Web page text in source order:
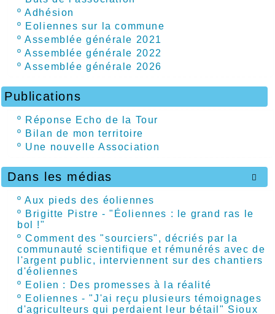
ºAdhésion
º Eoliennes sur la commune
ºAssemblée générale 2021
ºAssemblée générale 2022
ºAssemblée générale 2026
Publications
º Réponse Echo de la Tour
º Bilan de mon territoire
º Une nouvelle Association

Dans les médias
ºAux pieds des éoliennes
º Brigitte Pistre - "Éoliennes : le grand ras le
bol !"
ºComment des "sourciers", décriés par la
communauté scientifique et rémunérés avec de
l'argent public, interviennent sur des chantiers
d'éoliennes
º Eolien : Des promesses à la réalité
º Eoliennes - "J'ai reçu plusieurs témoignages
d'agriculteurs qui perdaient leur bétail" Sioux